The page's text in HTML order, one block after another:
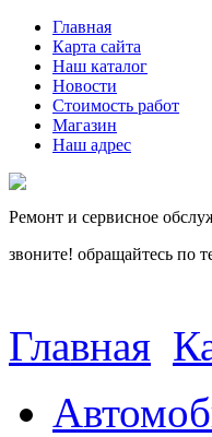
Главная
Карта сайта
Наш каталог
Новости
Стоимость работ
Магазин
Наш адрес
Ремонт и сервисное
звоните! обращайтесь по
Главная